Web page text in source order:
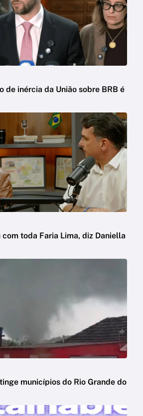
de inércia da União sobre BRB é
toda Faria Lima, diz Daniella
municípios do Rio Grande do